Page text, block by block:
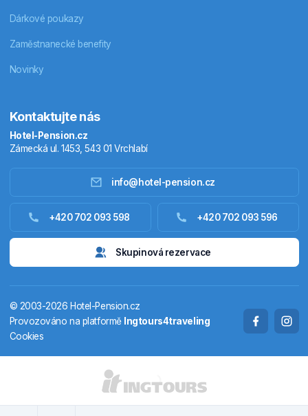
Ubytování zahraniční
Termály
Chaty a chalupy
DE
Dárkové poukazy
Zaměstnanecké benefity
Novinky
Kontaktujte nás
Hotel-Pension.cz
Zámecká ul. 1453, 543 01 Vrchlabí
info@hotel-pension.cz
+420 702 093 598 +420 702 093 596
Skupinová rezervace
© 2003-2026 Hotel-Pension.cz
Provozováno na platformě Ingtours4traveling
Cookies